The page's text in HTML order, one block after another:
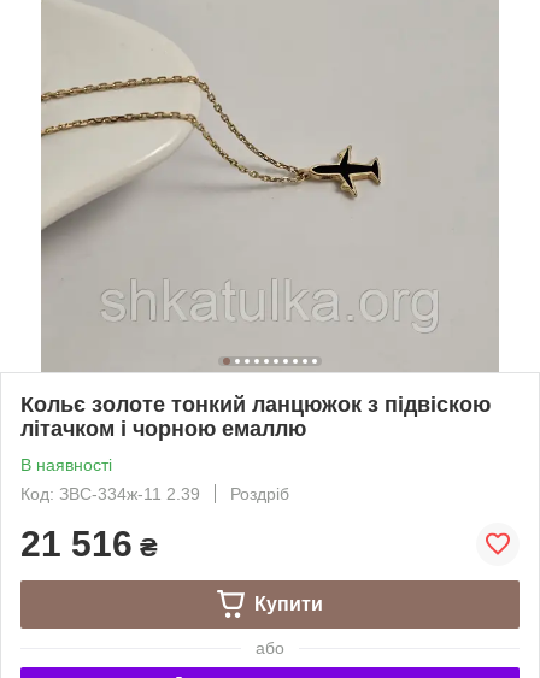
Кольє золоте тонкий ланцюжок з підвіскою
літачком і чорною емаллю
В наявності
Код: ЗВС-334ж-11 2.39
Роздріб
21 516 ₴
Купити
або